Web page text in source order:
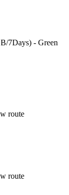
7Days) - Green
route
route